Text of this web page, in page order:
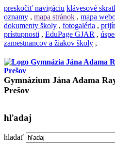
preskočiť navigáciu klávesové
oznamy , mapa stránok , mapa
dokumenty školy , fotogaléria ,
prístupnosti , EduPage GJAR ,
zamestnancov a žiakov školy ,
Gymnázium Jána Adama
Prešov
hľadaj
hladať